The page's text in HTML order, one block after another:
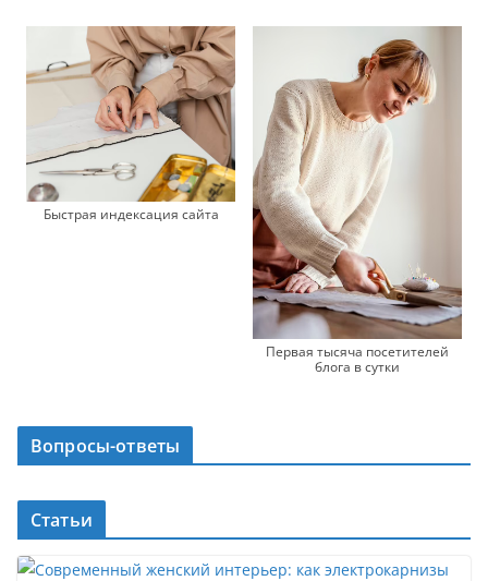
Быстрая индексация сайта
Первая тысяча посетителей
блога в сутки
Вопросы-ответы
Статьи